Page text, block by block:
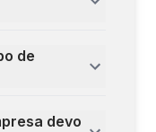
de
devo